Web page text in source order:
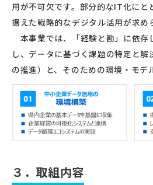
用が不可欠です。部分的なIT化にと
据えた戦略的なデジタル活用が求め
本事業では、「経験と勘」に依存
し、データに基づく課題の特定と
の推進）と、そのための環境・モデ
３．取組内容